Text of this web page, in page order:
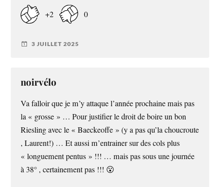
+2 0
3 JUILLET 2025
noirvélo
Va falloir que je m’y attaque l’année prochaine mais pas
la « grosse » … Pour justifier le droit de boire un bon
Riesling avec le « Baeckeoffe » (y a pas qu’la choucroute
, Laurent!) … Et aussi m’entrainer sur des cols plus
« longuement pentus » !!! … mais pas sous une journée
à 38° , certainement pas !!! 😮